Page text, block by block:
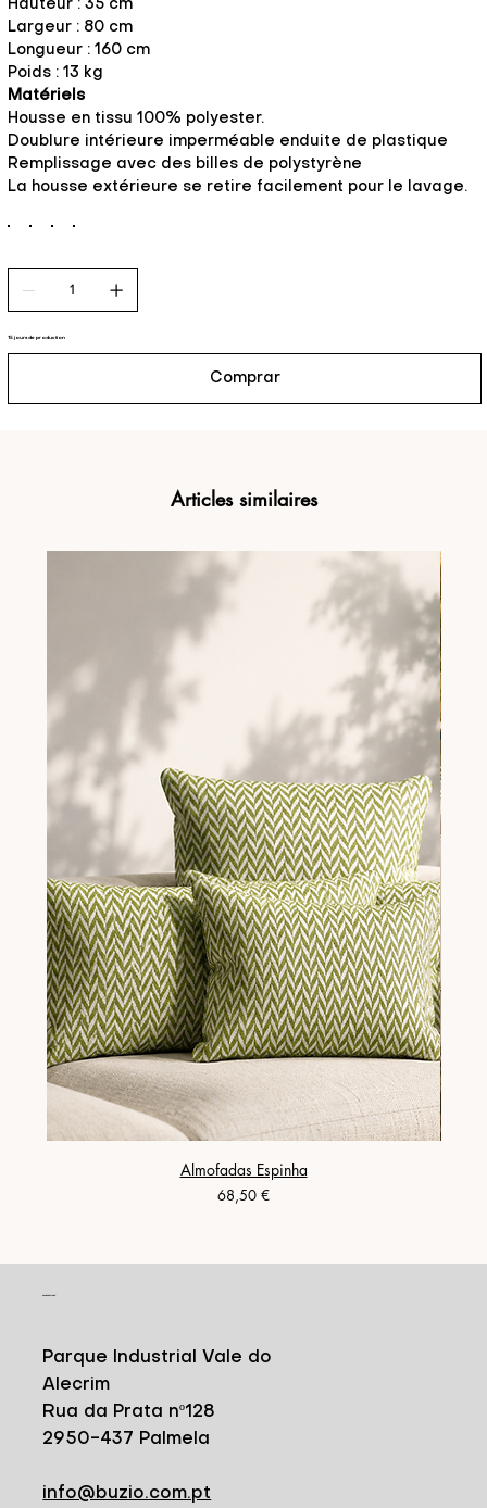
Hauteur : 35 cm
Largeur : 80 cm
Longueur : 160 cm
Poids : 13 kg
Matériels
Housse en tissu 100% polyester.
Doublure intérieure imperméable enduite de plastique
Remplissage avec des billes de polystyrène
La housse extérieure se retire facilement pour le lavage.
15 jours de production
Comprar
Articles similaires
Almofadas Espinha
Prix
68,50 €
CONTACT
Parque Industrial Vale do
Alecrim
Rua da Prata nº128
2950-437 Palmela
info@buzio.com.pt